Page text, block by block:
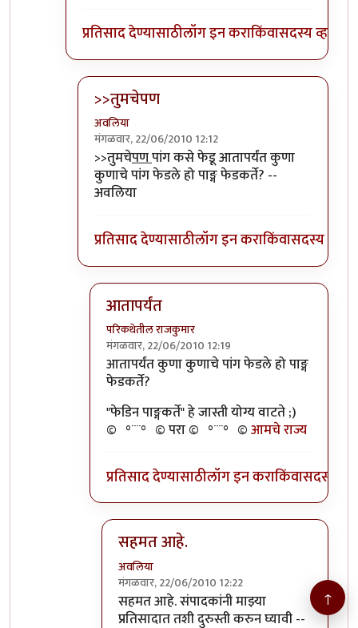
प्रतिसाद देण्यासाठीलॉग इन कराकिंवासदस्य व्हा
>>तुमचेपण
अवलिया
मंगळवार, 22/06/2010 12:12
In reply toसंपादकbyबिपिन कार्यकर्ते
>>तुमचेपणपांग कसे फेडू आतापर्यंत कुणा
कुणाचे पांग फेडले हो पाङ्ग फेडकर्ते? --
अवलिया
प्रतिसाद देण्यासाठीलॉग इन कराकिंवासदस्य व्हा
आतापर्यंत
परिकथेतील राजकुमार
मंगळवार, 22/06/2010 12:19
In reply to>>तुमचेपणbyअवलिया
आतापर्यंत कुणा कुणाचे पांग फेडले हो पाङ्ग
फेडकर्ते?
"फेडिन पाङ्गकर्ते" हे जास्ती योग्य वाटते ;)
©º°¨¨°º© परा ©º°¨¨°º©आमचे राज्य
प्रतिसाद देण्यासाठीलॉग इन कराकिंवासदस्य व्हा
सहमत आहे.
अवलिया
मंगळवार, 22/06/2010 12:22
In reply toआतापर्यंतbyपरिकथेतील राजकुमार
सहमत आहे. संपादकांनी माझ्या
प्रतिसादात तशी दुरुस्ती करुन घ्यावी --
↑